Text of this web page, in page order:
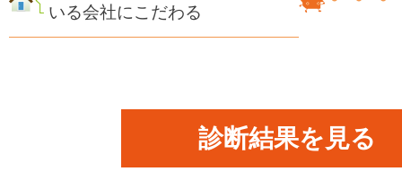
いる会社にこだわる
診断結果を見る